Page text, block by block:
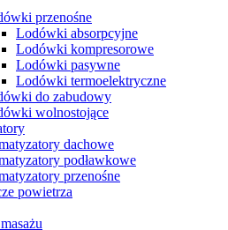
przenośne
Lodówki absorpcyjne
Lodówki kompresorowe
Lodówki pasywne
Lodówki termoelektryczne
do zabudowy
wolnostojące
dachowe
podławkowe
przenośne
powietrza